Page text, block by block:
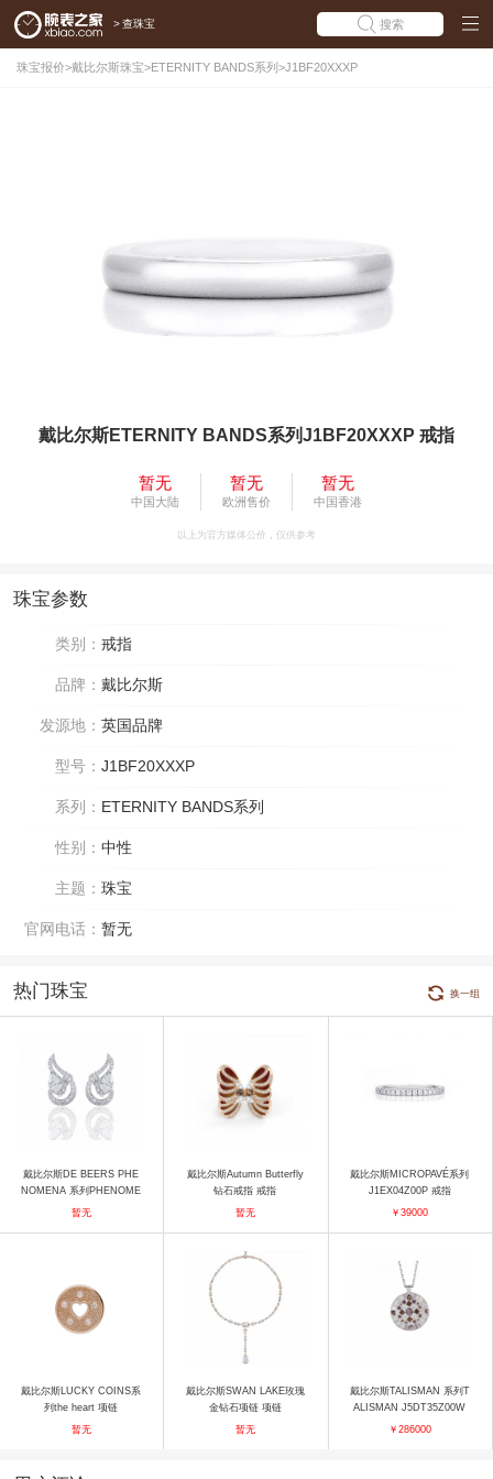
> 查珠宝 搜索
珠宝报价>戴比尔斯珠宝>ETERNITY BANDS系列 >J1BF20XXXP
戴比尔斯ETERNITY BANDS系列J1BF20XXXP 戒指
暂无
中国大陆
暂无
欧洲售价
暂无
中国香港
以上为官方媒体公价，仅供参考
珠宝参数
类别： 戒指
品牌： 戴比尔斯
发源地： 英国品牌
型号： J1BF20XXXP
系列： ETERNITY BANDS系列
性别： 中性
主题： 珠宝
官网电话： 暂无
热门珠宝 换一组
戴比尔斯DE BEERS PHE
NOMENA 系列PHENOME
NA深海珊瑚层波叠浪耳环
暂无
戴比尔斯Autumn Butterfly
钻石戒指 戒指
暂无
戴比尔斯MICROPAVÉ系列
J1EX04Z00P 戒指
￥39000
戴比尔斯LUCKY COINS系
列the heart 项链
暂无
戴比尔斯SWAN LAKE玫瑰
金钻石项链 项链
暂无
戴比尔斯TALISMAN 系列T
ALISMAN J5DT35Z00W
项链
￥286000